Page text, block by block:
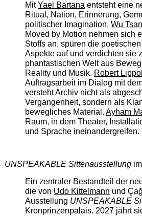
MitYael Bartanaentsteht eine
Ritual, Nation, Erinnerung,
politischer Imagination. Wu
Moved by Motion nehmen sich
Stoffs an, spüren die
Aspekte auf und verdichten sie
phantastischen Welt aus
Reality und Musik. Robert
Auftragsarbeit im Dialog mit
versteht Archiv nicht als
Vergangenheit, sondern als
bewegliches Material. Ayham
Raum, in dem Theater,
und Sprache ineinandergreifen.
UNSPEAKABLE Sittenausstellungim
Ein zentraler Bestandteil der
die von Udo Kittelmann und
Ausstellung UNSPEAKABLE
Kronprinzenpalais. 2027 jährt